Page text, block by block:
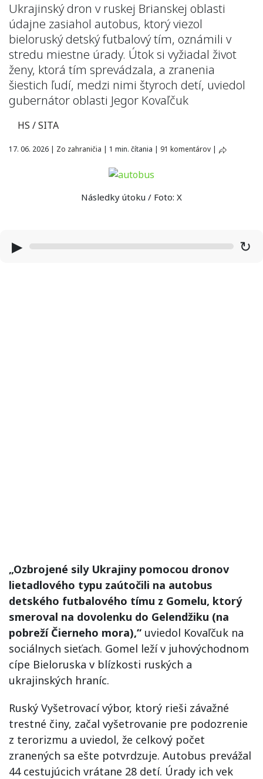
Ukrajinský dron v ruskej Brianskej oblasti
údajne zasiahol autobus, ktorý viezol
bieloruský detský futbalový tím, oznámili v
stredu miestne úrady. Útok si vyžiadal život
ženy, ktorá tím sprevádzala, a zranenia
šiestich ľudí, medzi nimi štyroch detí, uviedol
gubernátor oblasti Jegor Kovaľčuk
HS / SITA
17. 06. 2026 | Zo zahraničia | 1 min. čítania | 91 komentárov |
Následky útoku / Foto: X
▶ ↻
„Ozbrojené sily Ukrajiny pomocou dronov
lietadlového typu zaútočili na autobus
detského futbalového tímu z Gomelu, ktorý
smeroval na dovolenku do Gelendžiku (na
pobreží Čierneho mora),“ uviedol Kovaľčuk na
sociálnych sieťach. Gomel leží v juhovýchodnom
cípe Bieloruska v blízkosti ruských a
ukrajinských hraníc.
Ruský Vyšetrovací výbor, ktorý rieši závažné
trestné činy, začal vyšetrovanie pre podozrenie
z terorizmu a uviedol, že celkový počet
zranených sa ešte potvrdzuje. Autobus prevážal
44 cestujúcich vrátane 28 detí. Úrady ich vek